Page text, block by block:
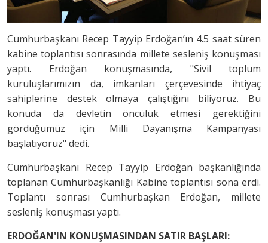
Cumhurbaşkanı Recep Tayyip Erdoğan’ın 4.5 saat süren
kabine toplantısı sonrasında millete sesleniş konuşması
yaptı. Erdoğan konuşmasında, "Sivil toplum
kuruluşlarımızın da, imkanları çerçevesinde ihtiyaç
sahiplerine destek olmaya çalıştığını biliyoruz. Bu
konuda da devletin öncülük etmesi gerektiğini
gördüğümüz için Milli Dayanışma Kampanyası
başlatıyoruz" dedi.
Cumhurbaşkanı Recep Tayyip Erdoğan başkanlığında
toplanan Cumhurbaşkanlığı Kabine toplantısı sona erdi.
Toplantı sonrası Cumhurbaşkan Erdoğan, millete
sesleniş konuşması yaptı.
ERDOĞAN'IN KONUŞMASINDAN SATIR BAŞLARI: